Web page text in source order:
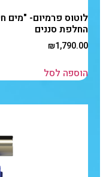
לוטוס פרמיום- "מים
החלפת סננים
₪1,790.00
הוספה לסל